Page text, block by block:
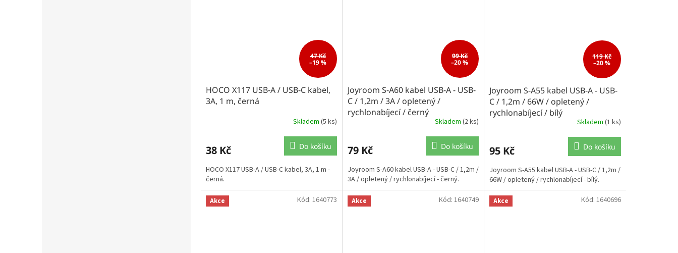
47 Kč
–19 %
HOCO X117 USB-A / USB-C kabel,
3A, 1 m, černá
Skladem (5 ks)
38 Kč Do košíku
HOCO X117 USB-A / USB-C kabel, 3A, 1 m -
černá.
99 Kč
–20 %
Joyroom S-A60 kabel USB-A - USB-
C / 1,2m / 3A / opletený /
rychlonabíjecí / černý
Skladem (2 ks)
79 Kč Do košíku
Joyroom S-A60 kabel USB-A - USB-C / 1,2m /
3A / opletený / rychlonabíjecí - černý.
119 Kč
–20 %
Joyroom S-A55 kabel USB-A - USB-
C / 1,2m / 66W / opletený /
rychlonabíjecí / bílý
Skladem (1 ks)
95 Kč Do košíku
Joyroom S-A55 kabel USB-A - USB-C / 1,2m /
66W / opletený / rychlonabíjecí - bílý.
Akce Kód: 1640773 Akce Kód: 1640749 Akce Kód: 1640696